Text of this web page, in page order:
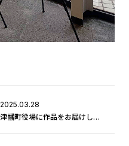
2025.03.28
津幡町役場に作品をお届けしました＃4